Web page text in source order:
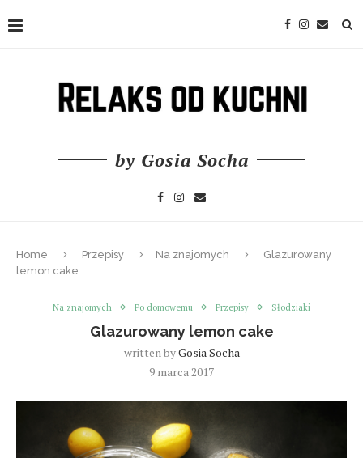
by Gosia Socha
Home Przepisy Na znajomych
Glazurowany
lemon cake
Na znajomych Po domowemu Przepisy Słodziaki
Glazurowany lemon cake
written byGosia Socha
9 marca 2017